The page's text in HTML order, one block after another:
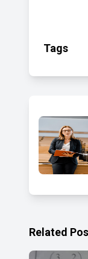
Tags
Related